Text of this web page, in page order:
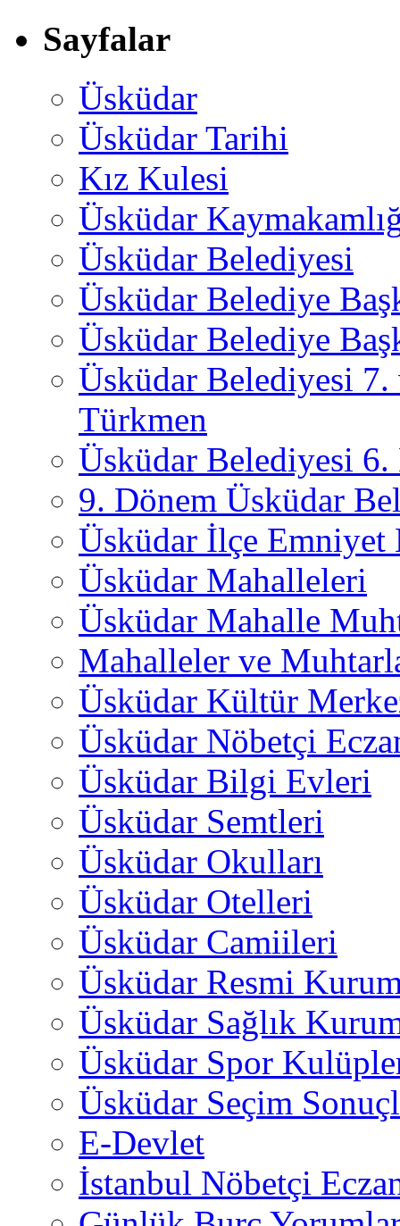
Sayfalar
Üsküdar
Üsküdar Tarihi
Kız Kulesi
Üsküdar
Üsküdar Belediyesi
Üsküdar Belediye
Üsküdar Belediye
Üsküdar Belediyesi
Türkmen
Üsküdar Belediyesi 6.
9. Dönem Üsküdar
Üsküdar İlçe
Üsküdar Mahalleleri
Üsküdar Mahalle
Mahalleler ve
Üsküdar Kültür
Üsküdar Nöbetçi
Üsküdar Bilgi Evleri
Üsküdar Semtleri
Üsküdar Okulları
Üsküdar Otelleri
Üsküdar Camiileri
Üsküdar Resmi
Üsküdar Sağlık
Üsküdar Spor
Üsküdar Seçim
E-Devlet
İstanbul Nöbetçi